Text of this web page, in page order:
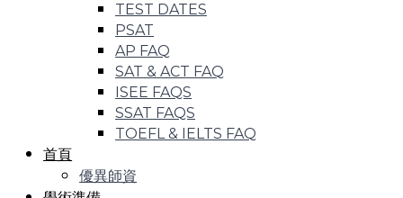
TEST DATES
PSAT
AP FAQ
SAT & ACT FAQ
ISEE FAQS
SSAT FAQS
TOEFL & IELTS FAQ
首頁
優異師資